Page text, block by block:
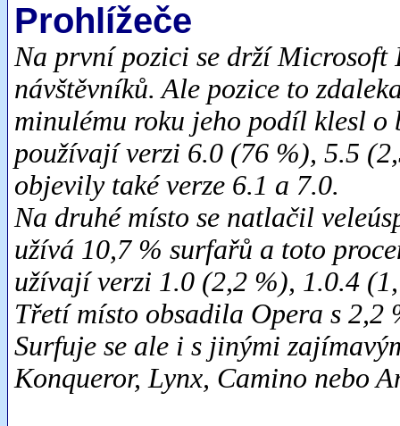
Prohlížeče
Na první pozici se drží Microsoft
návštěvníků. Ale pozice to
minulému roku jeho podíl klesl o
používají verzi 6.0 (76 %), 5.5
objevily také verze 6.1 a 7.0.
Na druhé místo se natlačil
užívá 10,7 % surfařů a toto
užívají verzi 1.0 (2,2 %), 1.0.4
Třetí místo obsadila Opera s 2,2
Surfuje se ale i s jinými
Konqueror, Lynx, Camino nebo